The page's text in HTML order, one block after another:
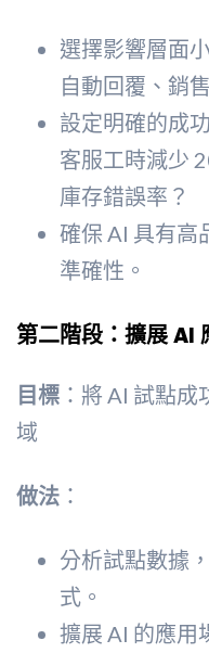
選擇影響層面
自動回覆、銷
設定明確的成
客服工時減少
庫存錯誤率？
確保 AI 具有高
準確性。
第二階段：擴展 AI
目標 ：將 AI 試點
域
做法 ：
分析試點數據
式。
擴展 AI 的應用